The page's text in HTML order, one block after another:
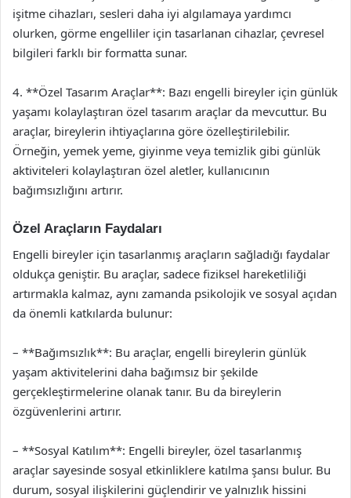
işitme cihazları, sesleri daha iyi algılamaya yardımcı
olurken, görme engelliler için tasarlanan cihazlar, çevresel
bilgileri farklı bir formatta sunar.
4. **Özel Tasarım Araçlar**: Bazı engelli bireyler için günlük
yaşamı kolaylaştıran özel tasarım araçlar da mevcuttur. Bu
araçlar, bireylerin ihtiyaçlarına göre özelleştirilebilir.
Örneğin, yemek yeme, giyinme veya temizlik gibi günlük
aktiviteleri kolaylaştıran özel aletler, kullanıcının
bağımsızlığını artırır.
Özel Araçların Faydaları
Engelli bireyler için tasarlanmış araçların sağladığı faydalar
oldukça geniştir. Bu araçlar, sadece fiziksel hareketliliği
artırmakla kalmaz, aynı zamanda psikolojik ve sosyal açıdan
da önemli katkılarda bulunur:
– **Bağımsızlık**: Bu araçlar, engelli bireylerin günlük
yaşam aktivitelerini daha bağımsız bir şekilde
gerçekleştirmelerine olanak tanır. Bu da bireylerin
özgüvenlerini artırır.
– **Sosyal Katılım**: Engelli bireyler, özel tasarlanmış
araçlar sayesinde sosyal etkinliklere katılma şansı bulur. Bu
durum, sosyal ilişkilerini güçlendirir ve yalnızlık hissini